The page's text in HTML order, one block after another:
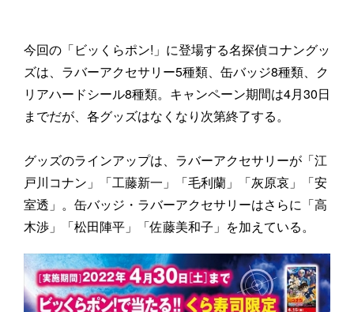
今回の「ビッくらポン!」に登場する名探偵コナングッ
ズは、ラバーアクセサリー5種類、缶バッジ8種類、ク
リアハードシール8種類。キャンペーン期間は4月30日
までだが、各グッズはなくなり次第終了する。
グッズのラインアップは、ラバーアクセサリーが「江
戸川コナン」「工藤新一」「毛利蘭」「灰原哀」「安
室透」。缶バッジ・ラバーアクセサリーはさらに「高
木渉」「松田陣平」「佐藤美和子」を加えている。